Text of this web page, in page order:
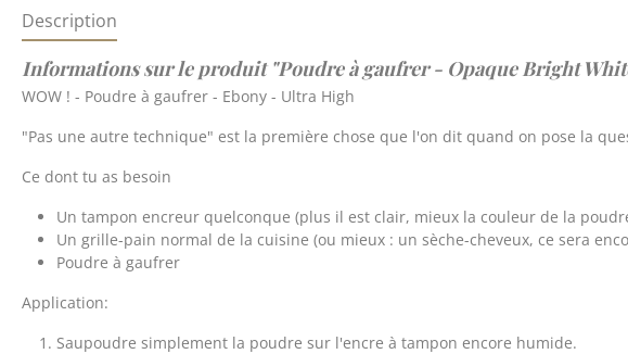
Description
Informations sur le produit "Poudre à gaufrer - Opaque Bright
WOW ! - Poudre à gaufrer - Ebony - Ultra High
"Pas une autre technique" est la première chose que l'on dit quand on pose la
Ce dont tu as besoin
Un tampon encreur quelconque (plus il est clair, mieux la couleur de la
Un grille-pain normal de la cuisine (ou mieux : un sèche-cheveux, ce sera
Poudre à gaufrer
Application:
Saupoudre simplement la poudre sur l'encre à tampon encore humide.